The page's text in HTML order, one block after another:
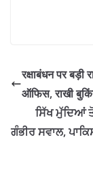
रक्षाबंधन पर
ऑफिस, राखी
ਸਿੱਖ ਮੁੱਦਿਆਂ
ਗੰਭੀਰ ਸਵਾਲ,